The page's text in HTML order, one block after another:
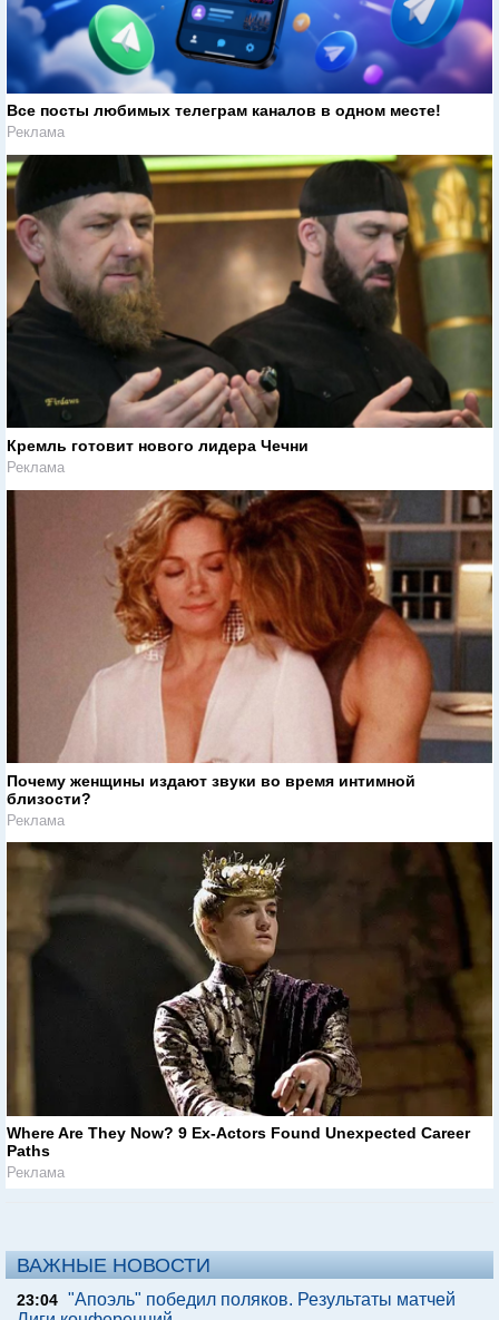
Все посты любимых телеграм каналов в одном месте!
Реклама
Кремль готовит нового лидера Чечни
Реклама
Почему женщины издают звуки во время интимной
близости?
Реклама
Where Are They Now? 9 Ex-Actors Found Unexpected Career
Paths
Реклама
ВАЖНЫЕ НОВОСТИ
23:04 "Апоэль" победил поляков. Результаты матчей